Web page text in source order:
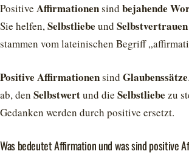
Positive Affirmationensind bejahende
Sie helfen,Selbstliebe und Selbstvertrauen
stammen vom lateinischen Begriff
Positive Affirmationensind Glaubenssätze
ab, den Selbstwertund die Selbstliebe zu
Gedanken werden durch positive ersetzt.
Was bedeutet Affirmation und was sind positive